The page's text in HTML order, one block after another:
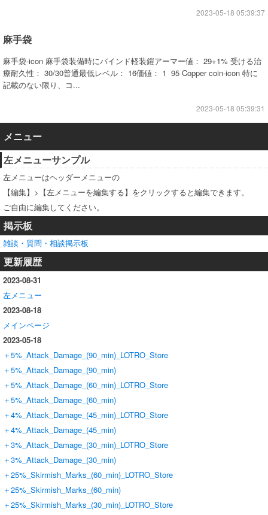
2023-05-18 05:39:37
麻手袋
麻手袋-icon 麻手袋装備時にバインド軽装鎧アーマー値： 29+1% 受ける治
療耐久性： 30/30普通最低レベル： 16価値： 1 95 Copper coin-icon 特に
記載のない限り、コ...
2023-05-18 05:39:31
メニュー
左メニューサンプル
左メニューはヘッダーメニューの
【編集】>【左メニューを編集する】をクリックすると編集できます。
ご自由に編集してください。
掲示板
雑談・質問・相談掲示板
更新履歴
2023-08-31
左メニュー
2023-08-18
メインページ
2023-05-18
＋5%_Attack_Damage_(90_min)_LOTRO_Store
＋5%_Attack_Damage_(90_min)
＋5%_Attack_Damage_(60_min)_LOTRO_Store
＋5%_Attack_Damage_(60_min)
＋4%_Attack_Damage_(45_min)_LOTRO_Store
＋4%_Attack_Damage_(45_min)
＋3%_Attack_Damage_(30_min)_LOTRO_Store
＋3%_Attack_Damage_(30_min)
＋25%_Skirmish_Marks_(60_min)_LOTRO_Store
＋25%_Skirmish_Marks_(60_min)
＋25%_Skirmish_Marks_(30_min)_LOTRO_Store